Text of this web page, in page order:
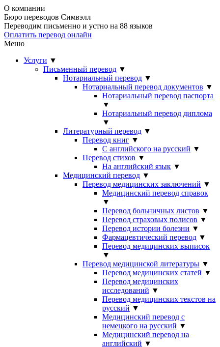
О компании
Бюро переводов Симвэлл
Переводим письменно и устно на 88 языков
Оплатить перевод онлайн
Меню
Услуги ▼
Письменный перевод ▼
Нотариальный перевод ▼
Нотариальный перевод документов ▼
Нотариальный перевод паспорта
▼
Нотариальный перевод диплома
▼
Литературный перевод ▼
Перевод книг ▼
С английского на русский ▼
Перевод стихов ▼
На английский язык ▼
Медицинский перевод ▼
Перевод медицинских заключений ▼
Медицинский перевод справок
▼
Перевод больничных листов ▼
Перевод страховых полисов ▼
Перевод истории болезни ▼
Фармацевтический перевод ▼
Перевод медицинских выписок
▼
Перевод медицинской литературы ▼
Перевод медицинских статей ▼
Перевод медицинских
исследований ▼
Перевод медицинских текстов на
русский ▼
Медицинский перевод с
немецкого на русский ▼
Медицинский перевод на
английский ▼